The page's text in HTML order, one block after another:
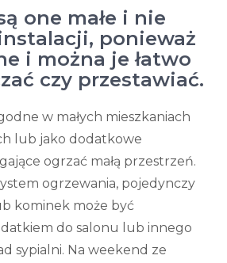
one małe i nie
ponieważ
i można je łatwo
czy przestawiać.
w małych mieszkaniach
lub jako dodatkowe
ogrzać małą przestrzeń.
ogrzewania, pojedynczy
kominek może być
do salonu lub innego
sypialni. Na weekend ze